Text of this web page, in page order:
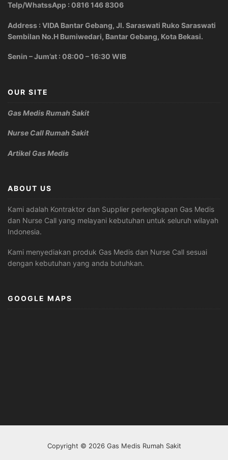
Telp/WhatssApp : 0816 146 8306
Address : VIDA Bantar Gebang, Jl. Saraswati Ruko Saraswati
Sembilan No.H Bumiwedari, Bantar Gebang, Kota Bekasi.
Senin – Jum’at : 08:00 – 16:30 WIB
OUR SITE
Gas Medis Rumah Sakit
Nurse Call Rumah Sakit
Artikel Gas Medis
ABOUT US
Kami adalah Kontraktor dan Supplier perlengkapan Gas Medis
dan Nurse Call yang melayani kebutuhan untuk seluruh wilayah
Indonesia.
Kami menyediakan produk Gas Medis dan Nurse Call sesuai
dengan kebutuhan yang anda butuhkan.
GOOGLE MAPS
Copyright © 2026 Gas Medis Rumah Sakit